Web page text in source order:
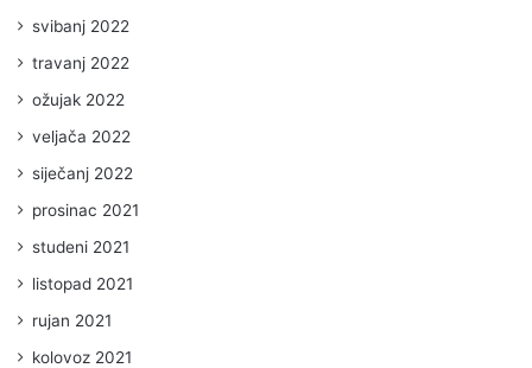
svibanj 2022
travanj 2022
ožujak 2022
veljača 2022
siječanj 2022
prosinac 2021
studeni 2021
listopad 2021
rujan 2021
kolovoz 2021